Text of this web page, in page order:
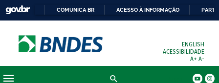
COMUNICA BR ACESSO À INFORMAÇÃO
ENGLISH
ACESSIBILIDADE
A+ A-